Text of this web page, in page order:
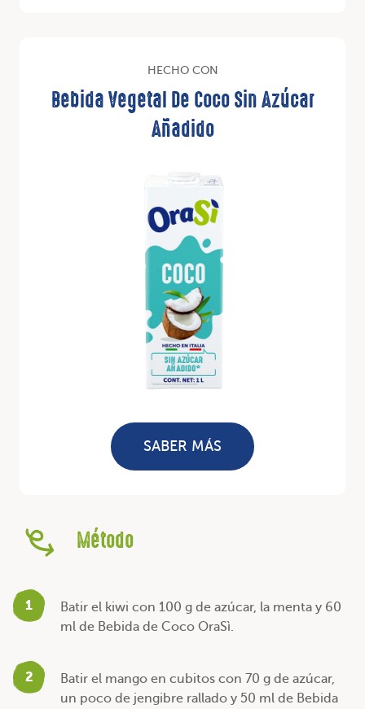
HECHO CON
Bebida Vegetal De Coco Sin Azúcar
Añadido
SABER MÁS
Método
1
Batir el kiwi con 100 g de azúcar, la menta y 60
ml de Bebida de Coco OraSì.
2
Batir el mango en cubitos con 70 g de azúcar,
un poco de jengibre rallado y 50 ml de Bebida